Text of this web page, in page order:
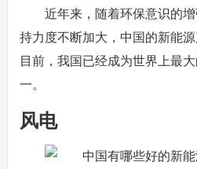
近年来，随着环保意识的
持力度不断加大，中国的新能源
目前，我国已经成为世界上最
一。
风电